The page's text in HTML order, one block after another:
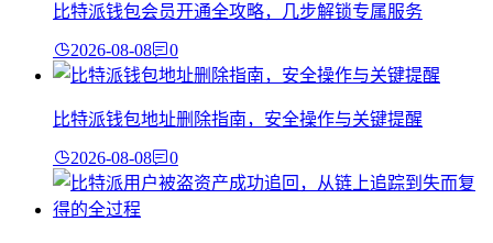
比特派钱包会员开通全攻略，几步解锁专属服务
2026-08-08 0
比特派钱包地址删除指南，安全操作与关键提醒
2026-08-08 0